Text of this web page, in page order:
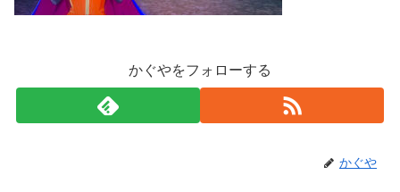
かぐやをフォローする
かぐや